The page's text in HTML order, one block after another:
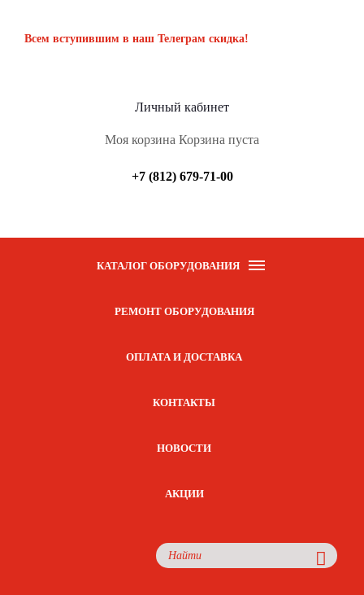
Всем вступившим в наш Телеграм скидка!
Личный кабинет
Моя корзина Корзина пуста
+7 (812) 679-71-00
КАТАЛОГ ОБОРУДОВАНИЯ
РЕМОНТ ОБОРУДОВАНИЯ
ОПЛАТА И ДОСТАВКА
КОНТАКТЫ
НОВОСТИ
АКЦИИ